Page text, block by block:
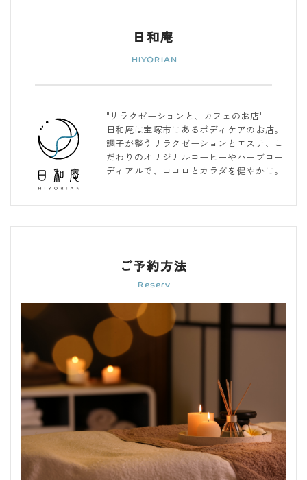
日和庵
"リラクゼーションと、カフェのお店"
日和庵は宝塚市にあるボディケアのお店。
調子が整うリラクゼーションとエステ、こ
だわりのオリジナルコーヒーやハーブコー
ディアルで、ココロとカラダを健やかに。
ご予約方法